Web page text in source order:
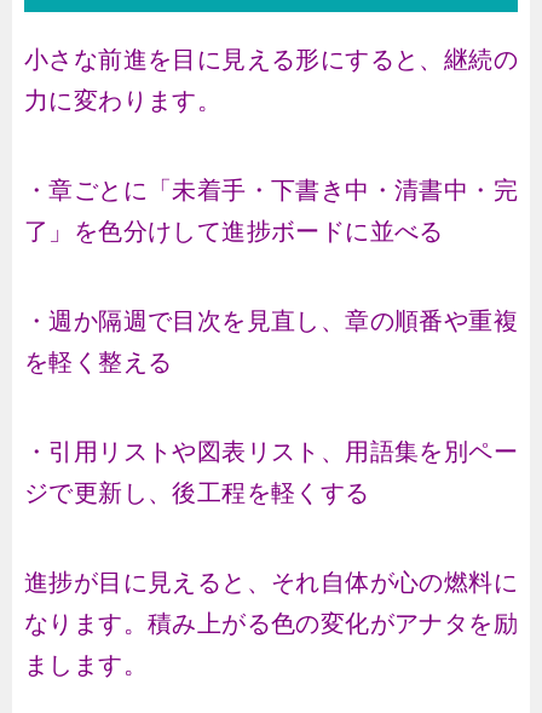
小さな前進を目に見える形にすると、継続の
力に変わります。
・章ごとに「未着手・下書き中・清書中・完
了」を色分けして進捗ボードに並べる
・週か隔週で目次を見直し、章の順番や重複
を軽く整える
・引用リストや図表リスト、用語集を別ペー
ジで更新し、後工程を軽くする
進捗が目に見えると、それ自体が心の燃料に
なります。積み上がる色の変化がアナタを励
まします。